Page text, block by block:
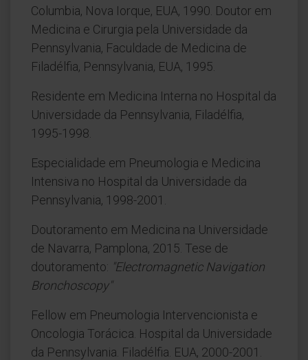
Columbia, Nova Iorque, EUA, 1990. Doutor em
Medicina e Cirurgia pela Universidade da
Pennsylvania, Faculdade de Medicina de
Filadélfia, Pennsylvania, EUA, 1995.
Residente em Medicina Interna no Hospital da
Universidade da Pennsylvania, Filadélfia,
1995-1998.
Especialidade em Pneumologia e Medicina
Intensiva no Hospital da Universidade da
Pennsylvania, 1998-2001.
Doutoramento em Medicina na Universidade
de Navarra, Pamplona, 2015. Tese de
doutoramento: "Electromagnetic Navigation
Bronchoscopy"
Fellow em Pneumologia Intervencionista e
Oncologia Torácica. Hospital da Universidade
da Pennsylvania. Filadélfia. EUA, 2000-2001.